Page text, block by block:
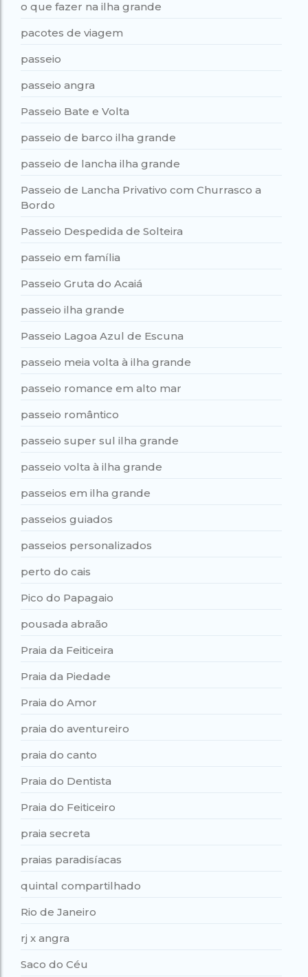
o que fazer na ilha grande
pacotes de viagem
passeio
passeio angra
Passeio Bate e Volta
passeio de barco ilha grande
passeio de lancha ilha grande
Passeio de Lancha Privativo com Churrasco a
Bordo
Passeio Despedida de Solteira
passeio em família
Passeio Gruta do Acaiá
passeio ilha grande
Passeio Lagoa Azul de Escuna
passeio meia volta à ilha grande
passeio romance em alto mar
passeio romântico
passeio super sul ilha grande
passeio volta à ilha grande
passeios em ilha grande
passeios guiados
passeios personalizados
perto do cais
Pico do Papagaio
pousada abraão
Praia da Feiticeira
Praia da Piedade
Praia do Amor
praia do aventureiro
praia do canto
Praia do Dentista
Praia do Feiticeiro
praia secreta
praias paradisíacas
quintal compartilhado
Rio de Janeiro
rj x angra
Saco do Céu